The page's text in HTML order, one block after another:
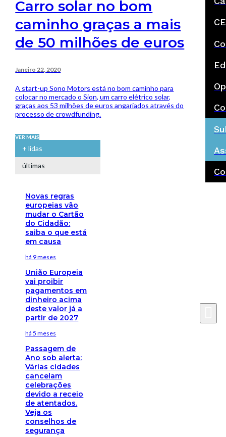
Carro solar no bom
caminho graças a mais
de 50 milhões de euros
Janeiro 22, 2020
A start-up Sono Motors está no bom caminho para
colocar no mercado o Sion, um carro elétrico solar,
graças aos 53 milhões de euros angariados através do
processo de crowdfunding.
VER MAIS
+ lidas
últimas
Novas regras
europeias vão
mudar o Cartão
do Cidadão:
saiba o que está
em causa
há 9 meses
União Europeia
vai proibir
pagamentos em
dinheiro acima
deste valor já a
partir de 2027
há 5 meses
Passagem de
Ano sob alerta:
Várias cidades
cancelam
celebrações
devido a receio
de atentados.
Veja os
conselhos de
segurança